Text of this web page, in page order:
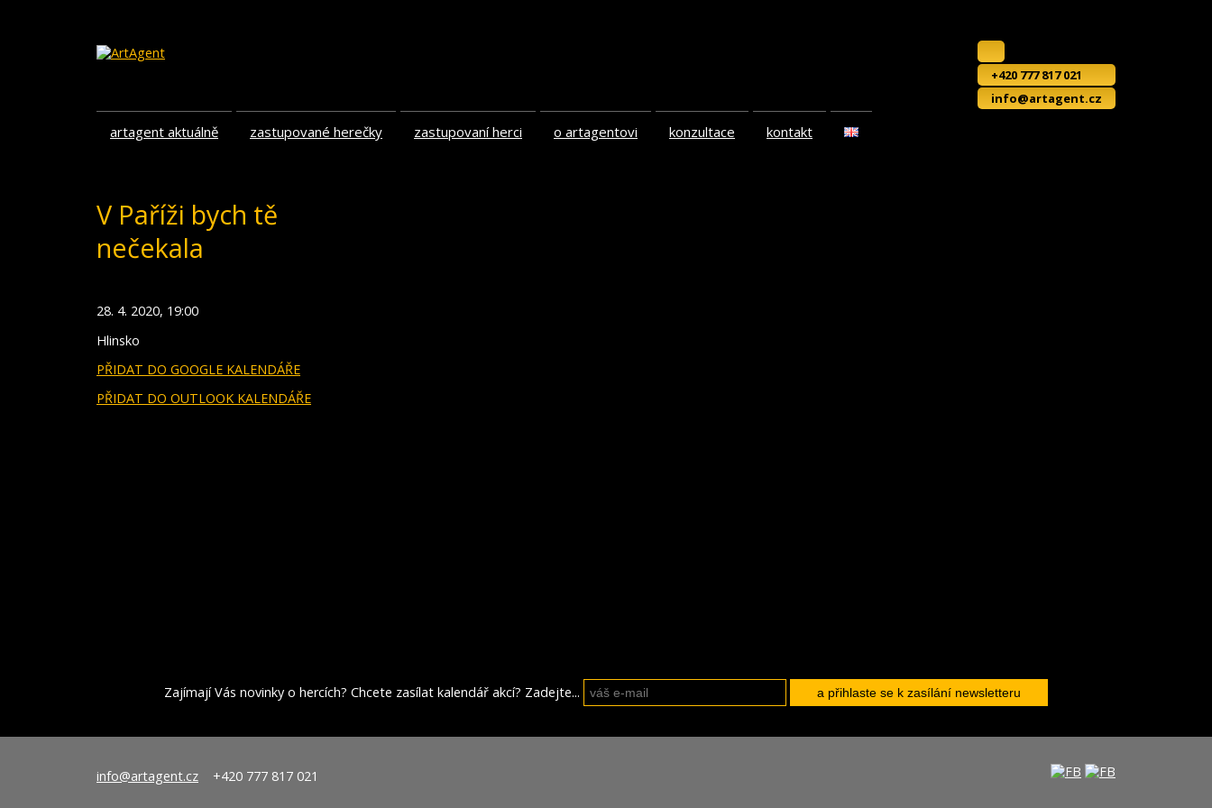
+420 777 817 021
info@artagent.cz
artagent aktuálně zastupované herečky zastupovaní herci o artagentovi konzultace kontakt
V Paříži bych tě
nečekala
28. 4. 2020, 19:00
Hlinsko
PŘIDAT DO GOOGLE KALENDÁŘE
PŘIDAT DO OUTLOOK KALENDÁŘE
Zajímají Vás novinky o hercích? Chcete zasílat kalendář akcí? Zadejte...
info@artagent.cz +420 777 817 021